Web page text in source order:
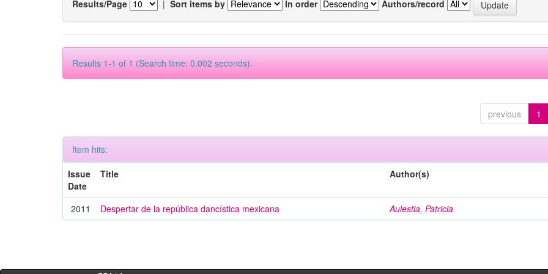
Results/Page | Sort items by In order Authors/record
Results 1-1 of 1 (Search time: 0.002 seconds).
previous 1
Item hits:
Issue
Date
Title Author(s)
2011 Despertar de la república dancística mexicana Aulestia, Patricia